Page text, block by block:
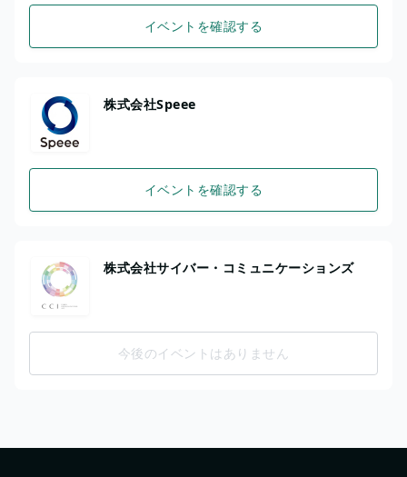
イベントを確認する
株式会社Speee
イベントを確認する
株式会社サイバー・コミュニケーションズ
今後のイベントはありません